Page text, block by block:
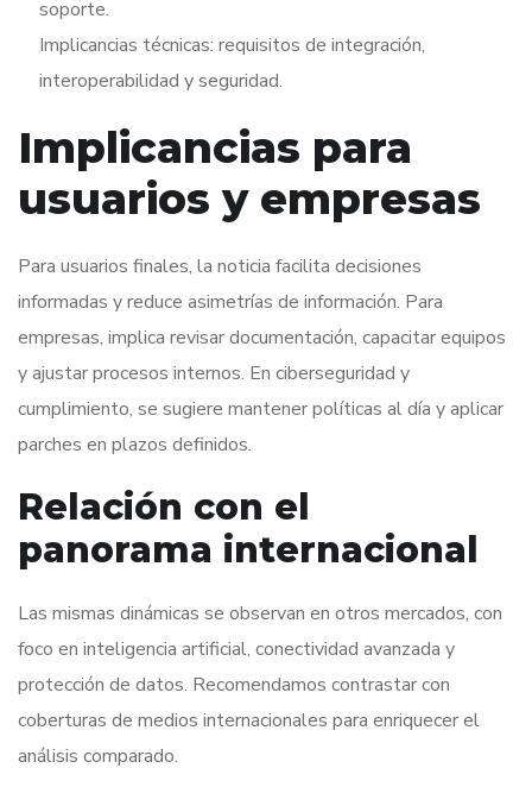
soporte.
Implicancias técnicas: requisitos de integración,
interoperabilidad y seguridad.
Implicancias para
usuarios y empresas
Para usuarios finales, la noticia facilita decisiones
informadas y reduce asimetrías de información. Para
empresas, implica revisar documentación, capacitar equipos
y ajustar procesos internos. En ciberseguridad y
cumplimiento, se sugiere mantener políticas al día y aplicar
parches en plazos definidos.
Relación con el
panorama internacional
Las mismas dinámicas se observan en otros mercados, con
foco en inteligencia artificial, conectividad avanzada y
protección de datos. Recomendamos contrastar con
coberturas de medios internacionales para enriquecer el
análisis comparado.